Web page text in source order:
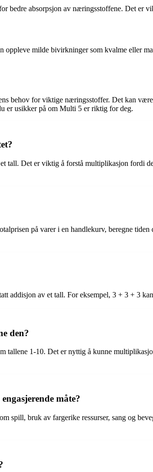
bedre absorpsjon av næringsstoffene. Det er
milde bivirkninger som kvalme eller
behov for viktige næringsstoffer. Det kan
er usikker på om Multi 5 er riktig for deg.
tall. Det er viktig å forstå multiplikasjon fordi
på varer i en handlekurv, beregne
addisjon av et tall. For eksempel, 3 + 3 + 3
den?
tallene 1-10. Det er nyttig å kunne
måte?
spill, bruk av fargerike ressurser, sang og